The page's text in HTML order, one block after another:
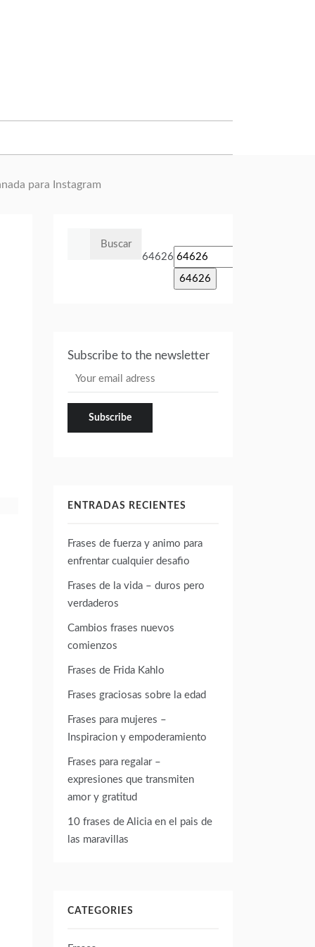
para Instagram
64626
Subscribe to the newsletter
ENTRADAS RECIENTES
Frases de fuerza y animo para
enfrentar cualquier desafio
Frases de la vida – duros pero
verdaderos
Cambios frases nuevos
comienzos
Frases de Frida Kahlo
Frases graciosas sobre la edad
Frases para mujeres –
Inspiracion y empoderamiento
Frases para regalar –
expresiones que transmiten
amor y gratitud
10 frases de Alicia en el pais de
las maravillas
CATEGORIES